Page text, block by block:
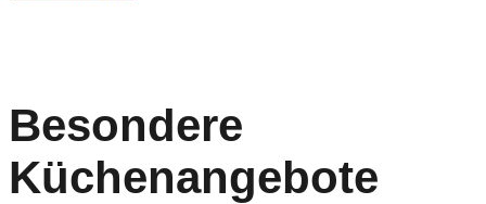
Besondere
Küchenangebote